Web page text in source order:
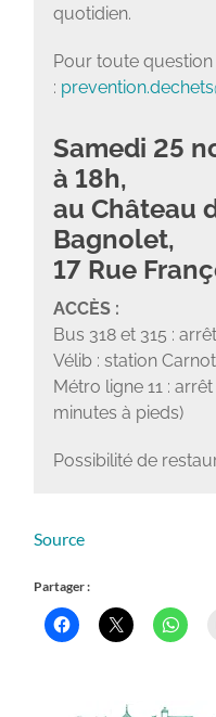
quotidien.
Pour toute
:
Samedi 25
à 18h,
au Château
Bagnolet,
17 Rue
ACCÈS :
Bus 318 et 315 :
Vélib : station
Métro ligne 11 :
minutes à pieds)
Possibilité de
Source
Partager :